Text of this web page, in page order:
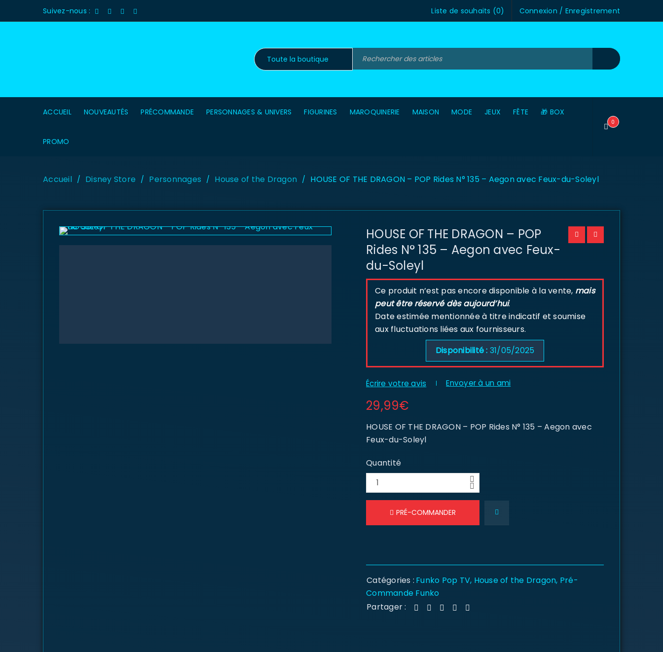
Suivez-nous : Connexion / Enregistrement
Liste de souhaits (0)
ACCUEIL NOUVEAUTÉS PRÉCOMMANDE PERSONNAGES & UNIVERS FIGURINES MAROQUINERIE MAISON MODE JEUX FÊTE 🎁 BOX
PROMO
0
Accueil / Disney Store / Personnages / House of the Dragon / HOUSE OF THE DRAGON – POP Rides N° 135 – Aegon avec Feux-du-Soleyl
HOUSE OF THE DRAGON – POP
Rides N° 135 – Aegon avec Feux-
du-Soleyl
Ce produit n’est pas encore disponible à la vente, mais
peut être réservé dès aujourd’hui.
Date estimée mentionnée à titre indicatif et soumise
aux fluctuations liées aux fournisseurs.
Disponibilité : 31/05/2025
Écrire votre avis Envoyer à un ami
29,99€
HOUSE OF THE DRAGON – POP Rides N° 135 – Aegon avec
Feux-du-Soleyl
Quantité
PRÉ-COMMANDER
Catégories : Funko Pop TV, House of the Dragon, Pré-
Commande Funko
Partager :